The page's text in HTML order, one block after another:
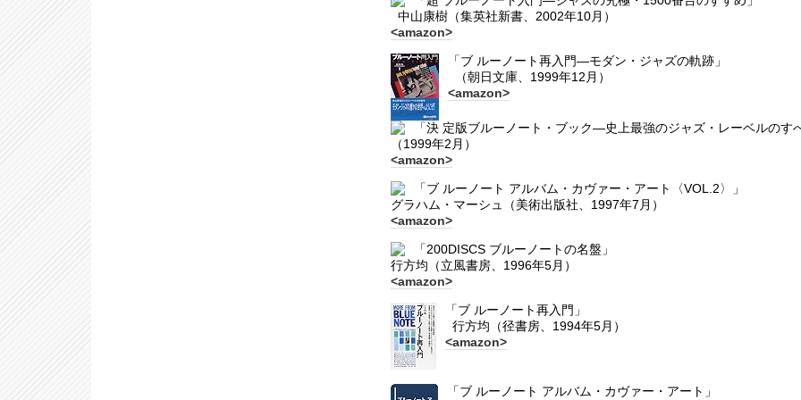
中山康樹（集英社新書、2002年10月）
<amazon>
「ブ ルーノート再入門―モダン・ジャズの軌跡」
（朝日文庫、1999年12月）
<amazon>
「決 定版ブルーノート・ブック―史上最強のジャズ・レーベルのす
（1999年2月）
<amazon>
「ブ ルーノート アルバム・カヴァー・アート〈VOL.2〉」
グラハム・マーシュ（美術出版社、1997年7月）
<amazon>
「200DISCS ブルーノートの名盤」
行方均（立風書房、1996年5月）
<amazon>
「ブ ルーノート再入門」
行方均（径書房、1994年5月）
<amazon>
「ブ ルーノート アルバム・カヴァー・アート」